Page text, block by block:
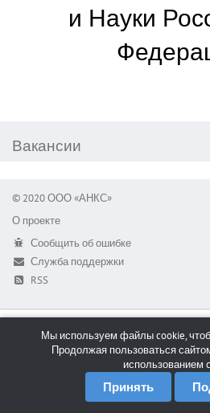
и Науки
Вакансии
© 2020 ООО «АНКС»
О проекте
Сообщить об ошибке
Служба поддержки
RSS
Мы используем файлы cookie,
Продолжая пользоваться
использованием
Принять